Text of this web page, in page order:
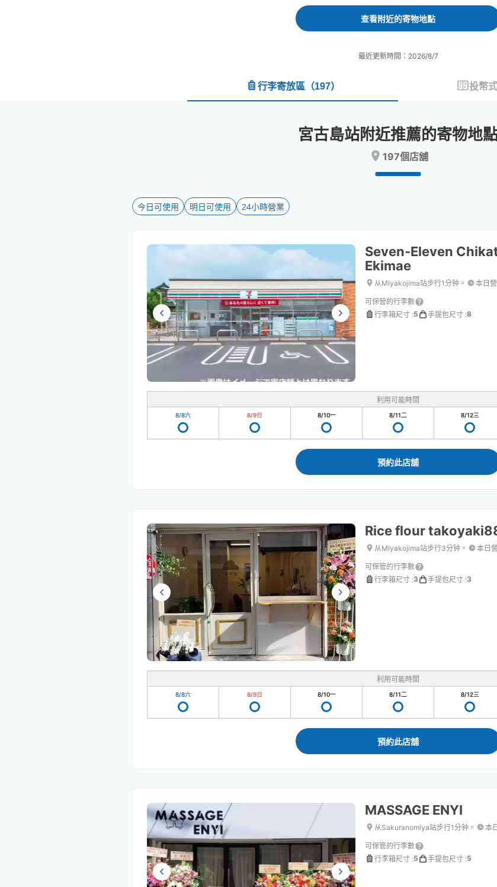
forward
to
the
calendar
select
the
changing
select
the
查看附近的寄物地點
最近更新時間：2026/8/7
行李寄放區 （197） 投幣
宮古島站附近推薦的寄物地
197個店舖
今日可使用 明日可使用 24小時營業
Seven-Eleven
Ekimae
从Miyakojima站步行1分钟。 本日
可保管的行李數
行李箱尺寸 :5 手提包尺寸 :8
利用可能時間
8/8六 8/9日 8/10一 8/11二 8/12三
預約此店舖
Rice flour
从Miyakojima站步行3分钟。 本日
可保管的行李數
行李箱尺寸 :3 手提包尺寸 :3
利用可能時間
8/8六 8/9日 8/10一 8/11二 8/12三
預約此店舖
MASSAGE ENYI
从Sakuranomiya站步行1分钟。 本
可保管的行李數
行李箱尺寸 :5 手提包尺寸 :5